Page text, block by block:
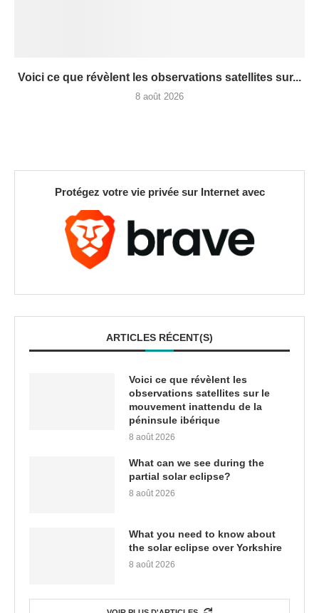
Voici ce que révèlent les observations satellites sur...
8 août 2026
Protégez votre vie privée sur Internet avec
ARTICLES RÉCENT(S)
Voici ce que révèlent les
observations satellites sur le
mouvement inattendu de la
péninsule ibérique
8 août 2026
What can we see during the
partial solar eclipse?
8 août 2026
What you need to know about
the solar eclipse over Yorkshire
8 août 2026